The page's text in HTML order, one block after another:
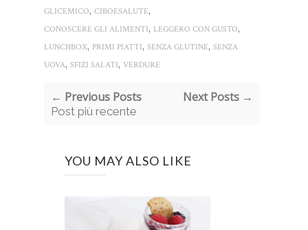
GLICEMICO, CIBOESALUTE,
CONOSCERE GLI ALIMENTI, LEGGERO CON GUSTO,
LUNCHBOX, PRIMI PIATTI, SENZA GLUTINE, SENZA
UOVA, SFIZI SALATI, VERDURE
← Previous Posts
Post più recente
Next Posts →
YOU MAY ALSO LIKE